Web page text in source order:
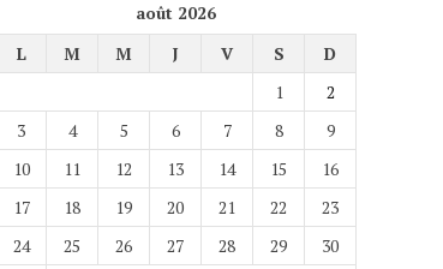
août 2026
L
M M J V S
D
1
2
3
4 5 6 7 8
9
10
11 12 13 14 15
16
17
18 19 20 21 22
23
24
25 26 27 28 29
30